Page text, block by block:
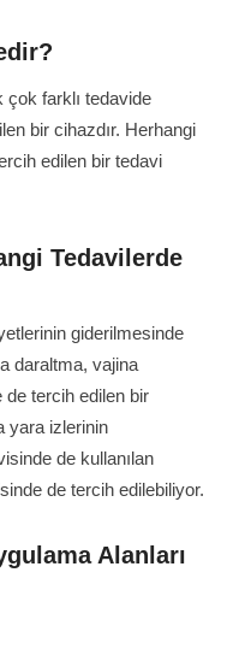
farklı tedavide
bir cihazdır. Herhangi
edilen bir tedavi
Tedavilerde
giderilmesinde
daraltma, vajina
de tercih edilen bir
yara izlerinin
de kullanılan
de tercih edilebiliyor.
Alanları